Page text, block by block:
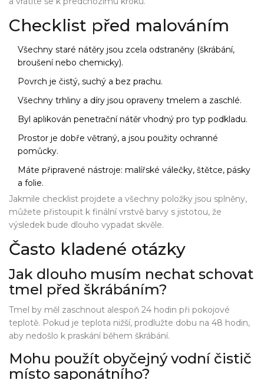
Checklist před malováním
Všechny staré nátěry jsou zcela odstraněny (škrábání,
broušení nebo chemicky).
Povrch je čistý, suchý a bez prachu.
Všechny trhliny a díry jsou opraveny tmelem a zaschlé.
Byl aplikován penetrační nátěr vhodný pro typ podkladu.
Prostor je dobře větraný, a jsou použity ochranné
pomůcky.
Máte připravené nástroje: malířské válečky, štětce, pásky
a folie.
Jakmile checklist projdete a všechny položky jsou splněny,
můžete přistoupit k finální vrstvě barvy s jistotou, že
výsledek bude dlouho vypadat skvěle.
Často kladené otázky
Jak dlouho musím nechat schovat
tmel před škrábáním?
Tmel by měl zaschnout alespoň 24 hodin při pokojové
teplotě. Pokud je teplota nižší, prodlužte dobu na 48 hodin,
aby nedošlo k praskání během škrábání.
Mohu použít obyčejný vodní čistič
místo saponátního?